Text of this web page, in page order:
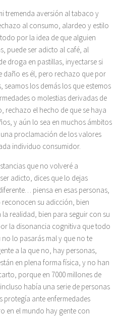
tremenda aversión al tabaco y
al consumo, alardeo y estilo
por la idea de que alguien
puede ser adicto al café, al
droga en pastillas, inyectarse si
daño es él, pero rechazo que por
los demás los que estemos
o molestias derivadas de
rechazo el hecho de que se haya
y aún lo sea en muchos ámbitos
proclamación de los valores
individuo consumidor.
que no volveré a
adicto, dices que lo dejas
piensa en esas personas,
su adicción, bien
realidad, bien para seguir con su
la disonancia cognitiva que todo
no lo pasarás mal y que no te
a la que no, hay personas,
en plena forma física, y no han
porque en 7000 millones de
había una serie de personas
protegía ante enfermedades
en el mundo hay gente con